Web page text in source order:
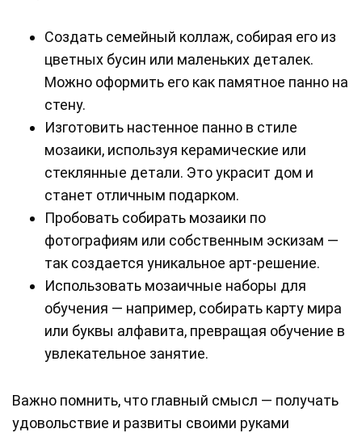
Создать семейный коллаж, собирая его из
цветных бусин или маленьких деталек.
Можно оформить его как памятное панно на
стену.
Изготовить настенное панно в стиле
мозаики, используя керамические или
стеклянные детали. Это украсит дом и
станет отличным подарком.
Пробовать собирать мозаики по
фотографиям или собственным эскизам —
так создается уникальное арт-решение.
Использовать мозаичные наборы для
обучения — например, собирать карту мира
или буквы алфавита, превращая обучение в
увлекательное занятие.
Важно помнить, что главный смысл — получать
удовольствие и развиты своими руками